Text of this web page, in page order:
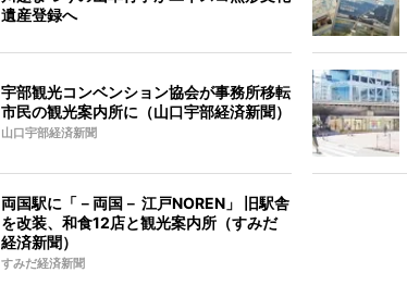
遺産登録へ
宇部観光コンベンション協会が事務所移転
市民の観光案内所に（山口宇部経済新聞）
山口宇部経済新聞
両国駅に「－両国－ 江戸NOREN」 旧駅舎
を改装、和食12店と観光案内所（すみだ
経済新聞）
すみだ経済新聞